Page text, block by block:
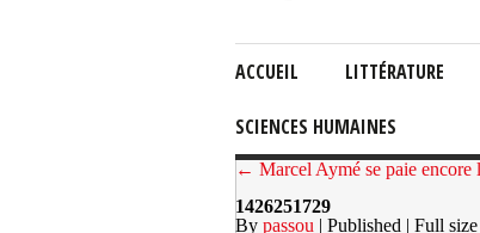
ACCUEIL LITTÉRATURE
SCIENCES HUMAINES
← Marcel Aymé se paie encore
1426251729
By passou | Published | Full